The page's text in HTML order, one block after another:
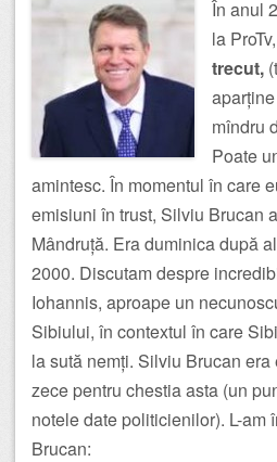
În anul
la ProTv,
trecut,
mîndru
Poate
amintesc. În momentul în care
emisiuni în trust, Silviu Brucan
Mândruță. Era duminica după
2000. Discutam despre
Iohannis, aproape un
Sibiului, în contextul în care
la sută nemți. Silviu Brucan
zece pentru chestia asta (un
notele date politicienilor). L-am
Brucan: